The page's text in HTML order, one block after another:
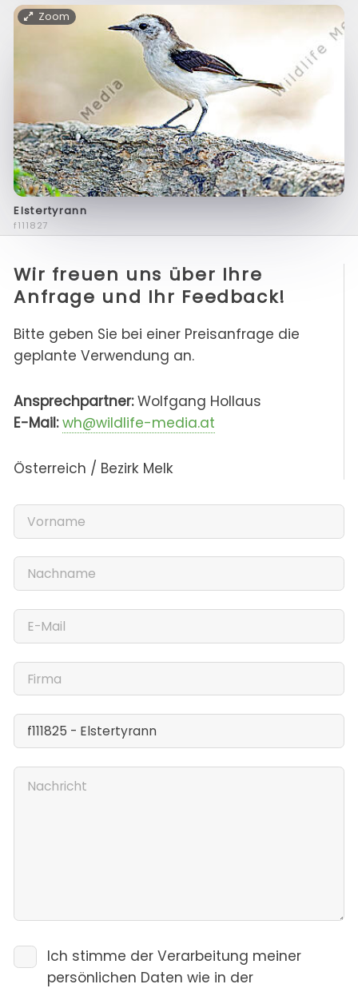
Zoom
Elstertyrann
f111827
Wir freuen uns über Ihre
Anfrage und Ihr Feedback!
Bitte geben Sie bei einer Preisanfrage die
geplante Verwendung an.
Ansprechpartner:Wolfgang Hollaus
E-Mail: wh@wildlife-media.at
Österreich / Bezirk Melk
Ich stimme der Verarbeitung meiner
persönlichen Daten wie in der